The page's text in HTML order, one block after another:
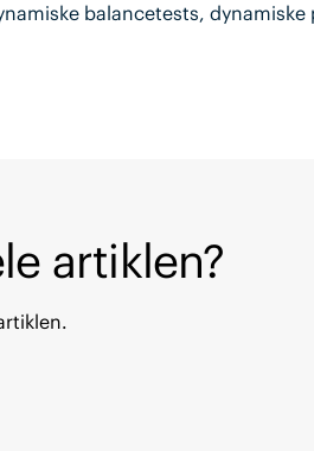
balancetests, dynamiske
artiklen?